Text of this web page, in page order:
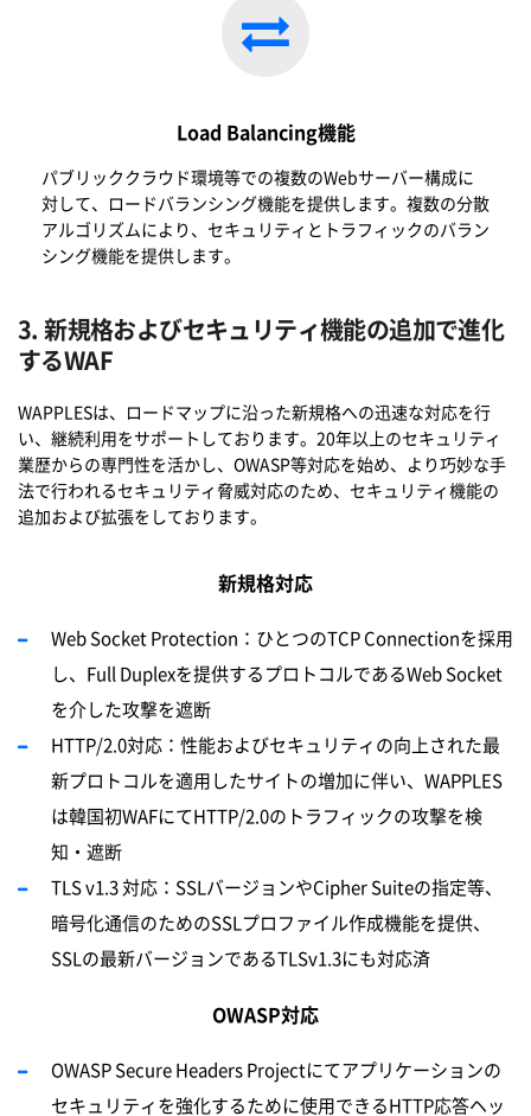
Load Balancing機能
パブリッククラウド環境等での複数のWebサーバー構成に
対 して、ロ ー ドバランシング機能を提供します。複数の分散
アルゴリズムにより、セキュリティとトラフィックのバラン
シング機能を提供します。
3. 新規格およびセキュリティ機能の追加で進化
するWAF
WAPPLESは、ロードマップに沿った新規格への迅速な対応を行
い、継続利用をサポートしております。20年以上のセキュリティ
業歴からの専門性を活かし、OWASP等対応を始め、より巧妙な手
法で行われるセキュリティ脅威対応のため、セキュリティ機能の
追加および拡張をしております。
新規格対応
Web Socket Protection：ひとつのTCP Connectionを採用
し、Full Duplexを提供するプロトコルであるWeb Socket
を介した攻撃を遮断
HTTP/2.0対応：性能およびセキュリティの向上された最
新プロトコルを適用したサイトの増加に伴い、 WAPPLES
は韓国初WAFにてHTTP/2.0のトラフィックの攻撃を検
知・遮断
TLS v1.3 対応： SSLバージョンやCipher Suiteの指定等、
暗号化通信のためのSSLプロファイル作成機能を提供、
SSLの最新バージョンであるTLSv1.3にも対応済
OWASP対応
OWASP Secure Headers Projectにてアプリケーションの
セキュリティを強化するために使用できるHTTP応答ヘッ